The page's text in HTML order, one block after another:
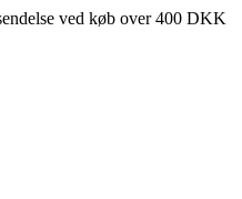
ved køb over 400 DKK